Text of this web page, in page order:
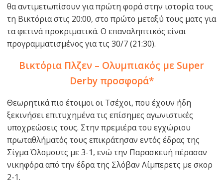
θα αντιμετωπίσουν για πρώτη φορά στην ιστορία τους
τη Βικτόρια στις 20:00, στο πρώτο μεταξύ τους ματς για
τα φετινά προκριματικά. Ο επαναληπτικός είναι
προγραμματισμένος για τις 30/7 (21:30).
Βικτόρια Πλζεν – Ολυμπιακός με Super
Derby προσφορά*
Θεωρητικά πιο έτοιμοι οι Τσέχοι, που έχουν ήδη
ξεκινήσει επιτυχημένα τις επίσημες αγωνιστικές
υποχρεώσεις τους. Στην πρεμιέρα του εγχώριου
πρωταθλήματός τους επικράτησαν εντός έδρας της
Σίγμα Όλομουτς με 3-1, ενώ την Παρασκευή πέρασαν
νικηφόρα από την έδρα της Σλόβαν Λίμπερετς με σκορ
2-1.